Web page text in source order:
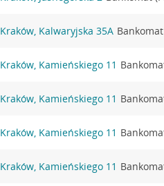
Kraków, Kalwaryjska 35A
Kraków, Kamieńskiego 11
Kraków, Kamieńskiego 11
Kraków, Kamieńskiego 11
Kraków, Kamieńskiego 11